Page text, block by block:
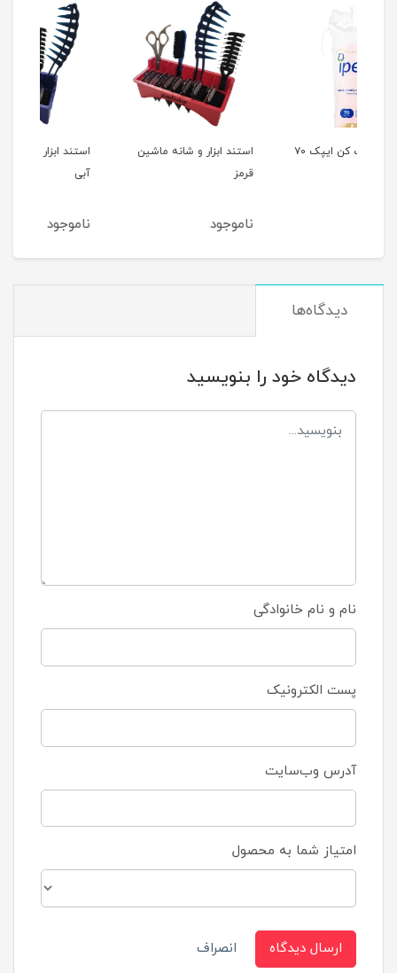
استند ابزار و شانه ماشین
استند ابزار و شانه ماشین
دیدگاه‌ها
دیدگاه خود را بنویسید
نام و نام خانوادگی
پست الکترونیک
آدرس وب‌سایت
امتیاز شما به محصول
ارسال دیدگاه انصراف